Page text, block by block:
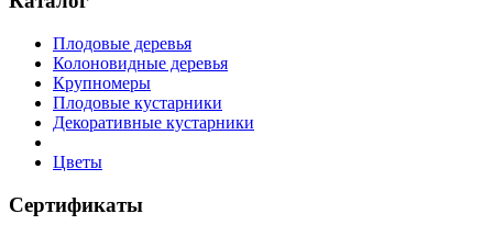
Плодовые деревья
Колоновидные деревья
Крупномеры
Плодовые кустарники
Декоративные кустарники
Цветы
Сертификаты